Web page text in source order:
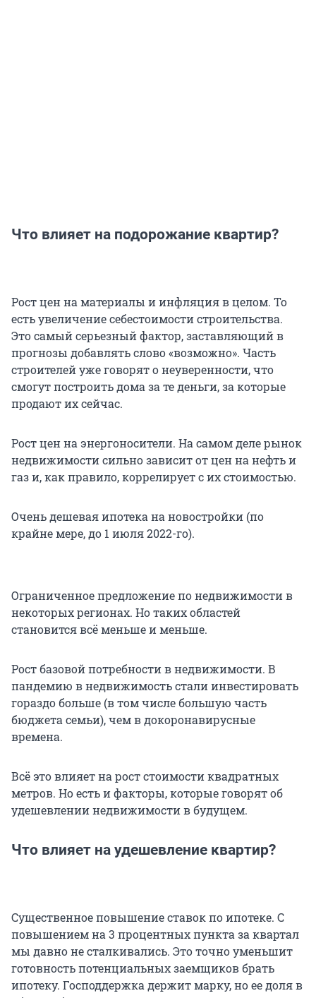
Что влияет на подорожание квартир?
Рост цен на материалы и инфляция в целом. То
есть увеличение себестоимости строительства.
Это самый серьезный фактор, заставляющий в
прогнозы добавлять слово «возможно». Часть
строителей уже говорят о неуверенности, что
смогут построить дома за те деньги, за которые
продают их сейчас.
Рост цен на энергоносители. На самом деле рынок
недвижимости сильно зависит от цен на нефть и
газ и, как правило, коррелирует с их стоимостью.
Очень дешевая ипотека на новостройки (по
крайне мере, до 1 июля 2022-го).
Ограниченное предложение по недвижимости в
некоторых регионах. Но таких областей
становится всё меньше и меньше.
Рост базовой потребности в недвижимости. В
пандемию в недвижимость стали инвестировать
гораздо больше (в том числе большую часть
бюджета семьи), чем в докоронавирусные
времена.
Всё это влияет на рост стоимости квадратных
метров. Но есть и факторы, которые говорят об
удешевлении недвижимости в будущем.
Что влияет на удешевление квартир?
Существенное повышение ставок по ипотеке. С
повышением на 3 процентных пункта за квартал
мы давно не сталкивались. Это точно уменьшит
готовность потенциальных заемщиков брать
ипотеку. Господдержка держит марку, но ее доля в